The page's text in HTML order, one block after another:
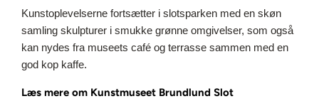
Kunstoplevelserne fortsætter i slotsparken med en skøn
samling skulpturer i smukke grønne omgivelser, som også
kan nydes fra museets café og terrasse sammen med en
god kop kaffe.
Læs mere om Kunstmuseet Brundlund Slot